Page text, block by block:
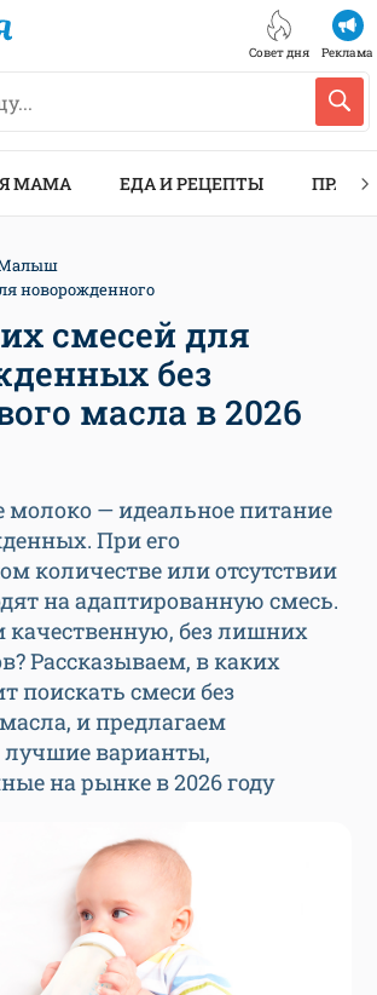
Совет дня Реклама
Я МАМА ЕДА И РЕЦЕПТЫ
новорожденного
смесей для
без
масла в 2026
молоко — идеальное питание
При его
количестве или отсутствии
на адаптированную смесь.
качественную, без лишних
Рассказываем, в каких
поискать смеси без
и предлагаем
лучшие варианты,
на рынке в 2026 году